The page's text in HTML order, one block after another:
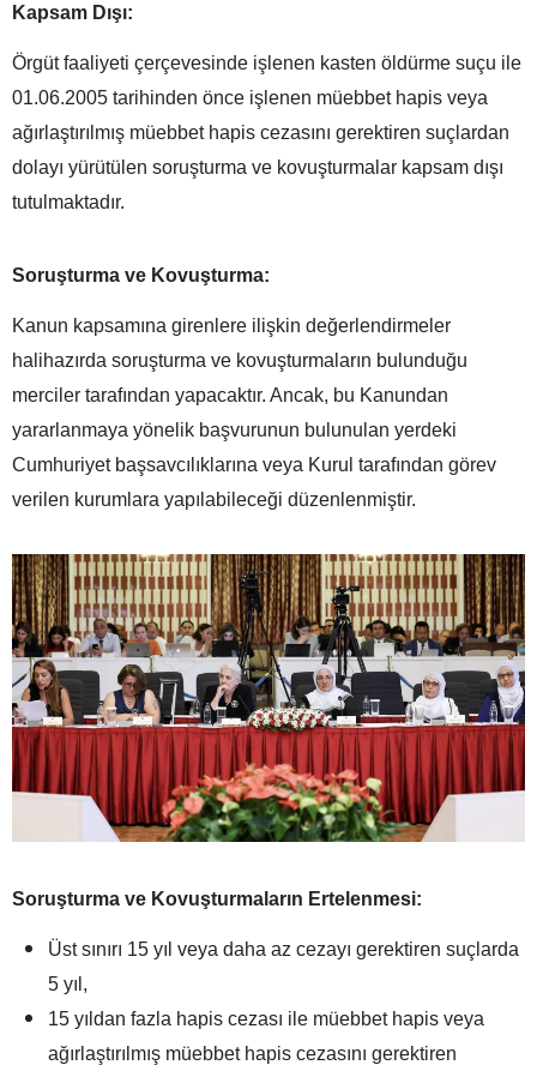
Kapsam Dışı:
Örgüt faaliyeti çerçevesinde işlenen kasten öldürme suçu ile
01.06.2005 tarihinden önce işlenen müebbet hapis veya
ağırlaştırılmış müebbet hapis cezasını gerektiren suçlardan
dolayı yürütülen soruşturma ve kovuşturmalar kapsam dışı
tutulmaktadır.
Soruşturma ve Kovuşturma:
Kanun kapsamına girenlere ilişkin değerlendirmeler
halihazırda soruşturma ve kovuşturmaların bulunduğu
merciler tarafından yapacaktır. Ancak, bu Kanundan
yararlanmaya yönelik başvurunun bulunulan yerdeki
Cumhuriyet başsavcılıklarına veya Kurul tarafından görev
verilen kurumlara yapılabileceği düzenlenmiştir.
Soruşturma ve Kovuşturmaların Ertelenmesi:
Üst sınırı 15 yıl veya daha az cezayı gerektiren suçlarda
5 yıl,
15 yıldan fazla hapis cezası ile müebbet hapis veya
ağırlaştırılmış müebbet hapis cezasını gerektiren